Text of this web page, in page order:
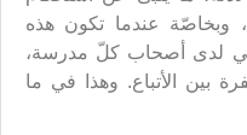
وبخاصّة عندما تكون هذه
لدى أصحاب كلّ مدرسة،
بين الأتباع. وهذا في ما